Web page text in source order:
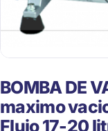
BOMBA DE
maximo
Flujo 17-20